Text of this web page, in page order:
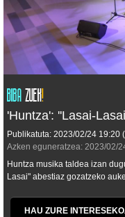
'Huntza': ''Lasai-
Publikatuta: 2023/02/24 19:20
Azken eguneratzea: 2023/02/
Huntza musika taldea izan
Lasai" abestiaz gozatzeko
HAU ZURE